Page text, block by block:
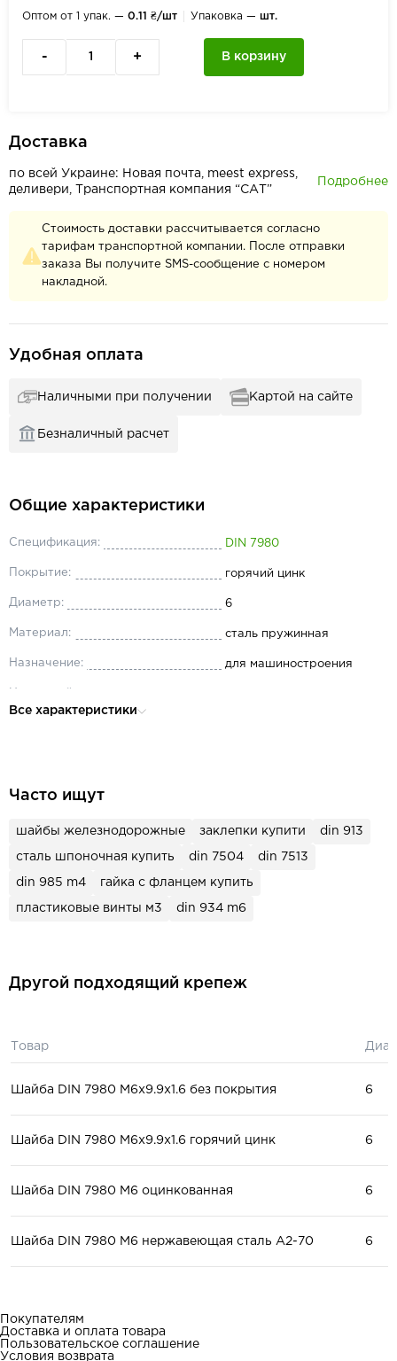
Оптом от 1 упак. — 0.11 ₴/шт Упаковка — шт.
- + В корзину
Доставка
по всей Украине: Новая почта, meest express,
деливери, Транспортная компания “САТ”
Подробнее
Стоимость доставки рассчитывается согласно
тарифам транспортной компании. После отправки
заказа Вы получите SMS-сообщение с номером
накладной.
Удобная оплата
Наличными при получении Картой на сайте
Безналичный расчет
Общие характеристики
Спецификация: DIN 7980
Покрытие: горячий цинк
Диаметр: 6
Материал: сталь пружинная
Назначение: для машиностроения
Все характеристики
Часто ищут
шайбы железнодорожные заклепки купити din 913
сталь шпоночная купить din 7504 din 7513
din 985 m4 гайка с фланцем купить
пластиковые винты м3 din 934 m6
Другой подходящий крепеж
Товар
Шайба DIN 7980 М6x9.9x1.6 без покрытия 6
Шайба DIN 7980 М6x9.9x1.6 горячий цинк 6
Шайба DIN 7980 М6 оцинкованная 6
Шайба DIN 7980 М6 нержавеющая сталь А2-70 6
Покупателям
Доставка и оплата товара
Пользовательское соглашение
Условия возврата